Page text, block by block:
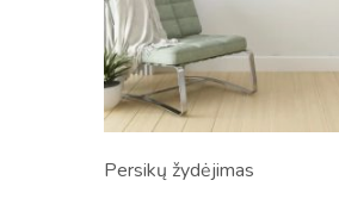
Persikų žydėjimas